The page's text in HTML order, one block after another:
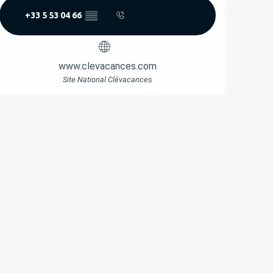
+33 5 53 04 66 ▒▒
www.clevacances.com
Site National Clévacances